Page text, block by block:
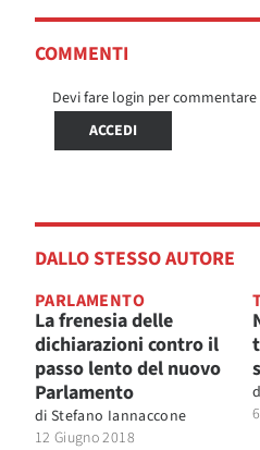
COMMENTI
Devi fare login per commentare
ACCEDI
DALLO STESSO AUTORE
PARLAMENTO
La frenesia delle
dichiarazioni contro il
passo lento del nuovo
Parlamento
di Stefano Iannaccone
12 Giugno 2018